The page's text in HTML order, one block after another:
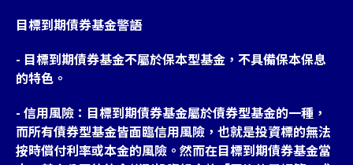
目標到期債券基金警語
- 目標到期債券基金不屬於保本型基金，不具備保本保息
的特色。
- 信用風險：目標到期債券基金屬於債券型基金的一種，
而所有債券型基金皆面臨信用風險，也就是投資標的無法
按時償付利率或本金的風險。然而在目標到期債券基金當